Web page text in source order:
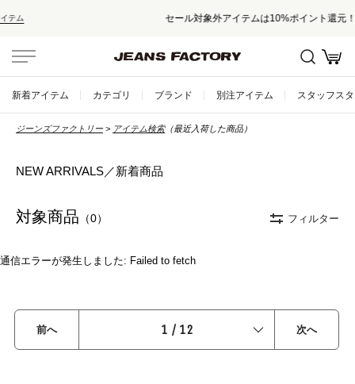
セール対象外アイテムは10%ポイント還元！
新着アイテム カテゴリ ブランド 別注アイテム スタッフス
ジーンズファクトリー アイテム検索（最近入荷した商品）
NEW ARRIVALS／新着商品
対象商品 （0） フィルター
通信エラーが発生しました: Failed to fetch
前へ 1 / 12 次へ